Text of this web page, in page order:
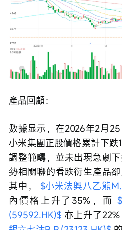
產品回顧：
數據显示，在2026年2月25
小米集團正股價格累計下跌
調整範疇，並未出現急劇
勢相關聯的看跌衍生產品
其中， $小米法興八乙熊
內價格上升了35%，而
(59592.HK)$ 亦上升了